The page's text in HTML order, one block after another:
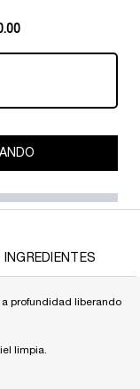
INGREDIENTES
a profundidad liberando
limpia.